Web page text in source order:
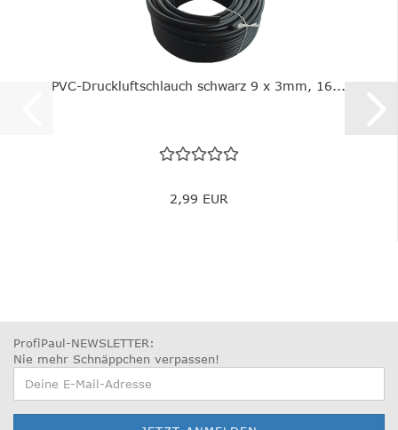
PVC-Druckluftschlauch schwarz 9 x 3mm, 16...
2,99 EUR
ProfiPaul-NEWSLETTER:
Nie mehr Schnäppchen verpassen!